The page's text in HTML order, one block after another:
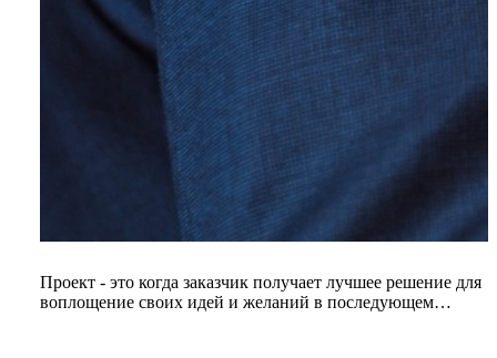
Проект - это когда заказчик получает лучшее решение для
воплощение своих идей и желаний в последующем